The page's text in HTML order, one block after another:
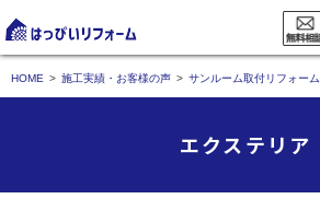
HOME 施工実績・お客様の声 サンルーム取付リフォーム
エクステリア